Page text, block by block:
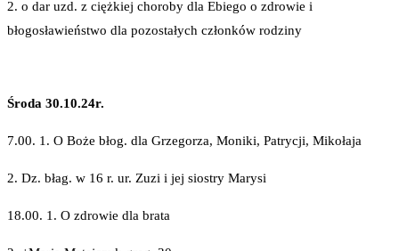
2. o dar uzd. z ciężkiej choroby dla Ebiego o zdrowie i
błogosławieństwo dla pozostałych członków rodziny
Środa 30.10.24r.
7.00. 1. O Boże błog. dla Grzegorza, Moniki, Patrycji, Mikołaja
2. Dz. błag. w 16 r. ur. Zuzi i jej siostry Marysi
18.00. 1. O zdrowie dla brata